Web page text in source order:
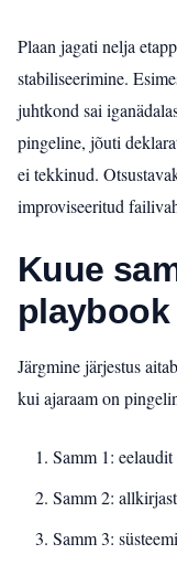
Plaan jagati nelja
stabiliseerimine.
juhtkond sai
pingeline, jõuti
ei tekkinud.
improviseeritud
Kuue
playbook
Järgmine järjestus
kui ajaraam on
Samm 1:
Samm 2:
Samm 3: